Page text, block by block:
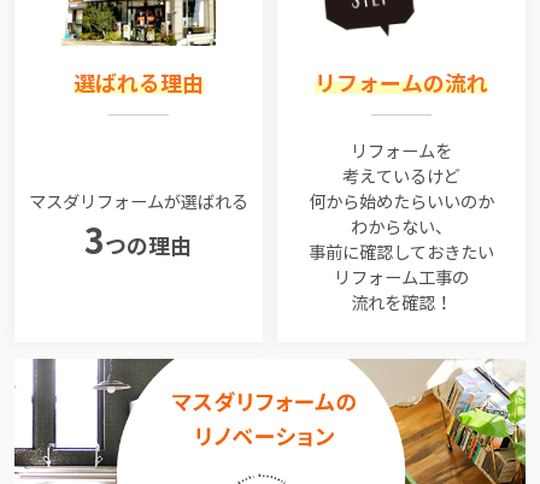
選ばれる理由
マスダリフォームが選ばれる
3つの理由
リフォームの流れ
リフォームを
考えているけど
何から始めたらいいのか
わからない、
事前に確認しておきたい
リフォーム工事の
流れを確認！